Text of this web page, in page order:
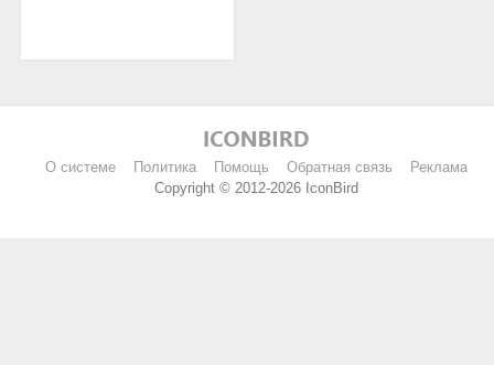
О системе Политика Помощь Обратная связь
Реклама
Copyright © 2012-2026 IconBird